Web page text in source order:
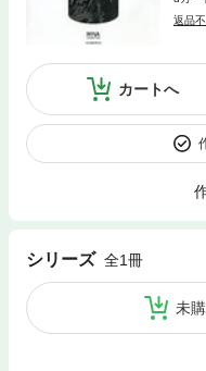
返品
カートへ
シリーズ 全1冊
未